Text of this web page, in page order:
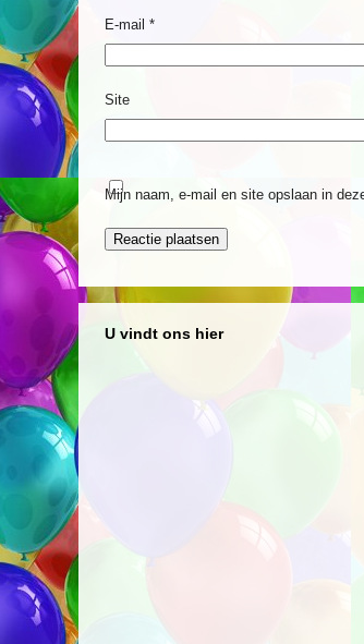
E-mail *
Site
Mijn naam, e-mail en site opslaan in
U vindt ons hier